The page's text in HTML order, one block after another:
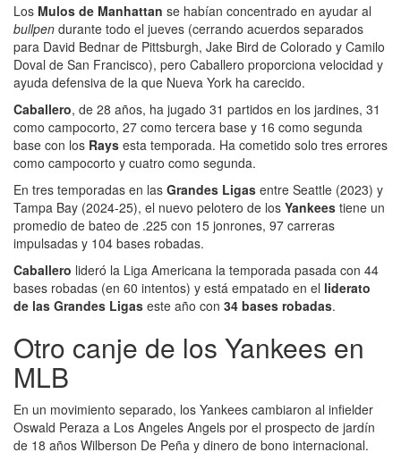
Los Mulos de Manhattan se habían concentrado en ayudar al
bullpen durante todo el jueves (cerrando acuerdos separados
para David Bednar de Pittsburgh, Jake Bird de Colorado y Camilo
Doval de San Francisco), pero Caballero proporciona velocidad y
ayuda defensiva de la que Nueva York ha carecido.
Caballero, de 28 años, ha jugado 31 partidos en los jardines, 31
como campocorto, 27 como tercera base y 16 como segunda
base con los Rays esta temporada. Ha cometido solo tres errores
como campocorto y cuatro como segunda.
En tres temporadas en las Grandes Ligas entre Seattle (2023) y
Tampa Bay (2024-25), el nuevo pelotero de los Yankees tiene un
promedio de bateo de .225 con 15 jonrones, 97 carreras
impulsadas y 104 bases robadas.
Caballero lideró la Liga Americana la temporada pasada con 44
bases robadas (en 60 intentos) y está empatado en el liderato
de las Grandes Ligas este año con 34 bases robadas.
Otro canje de los Yankees en
MLB
En un movimiento separado, los Yankees cambiaron al infielder
Oswald Peraza a Los Angeles Angels por el prospecto de jardín
de 18 años Wilberson De Peña y dinero de bono internacional.